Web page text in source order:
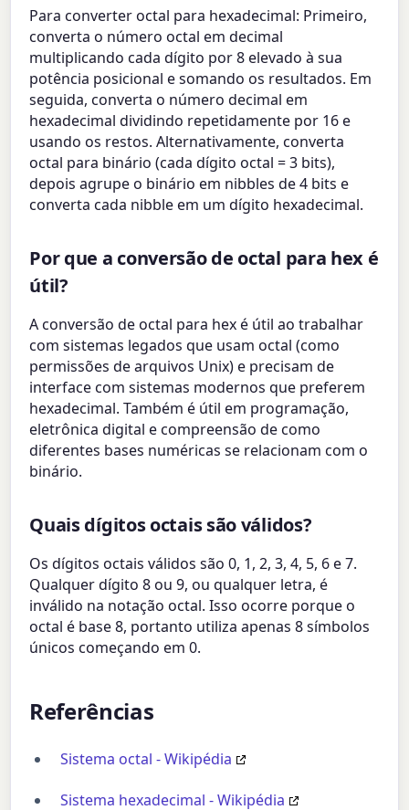
Para converter octal para hexadecimal: Primeiro,
converta o número octal em decimal
multiplicando cada dígito por 8 elevado à sua
potência posicional e somando os resultados. Em
seguida, converta o número decimal em
hexadecimal dividindo repetidamente por 16 e
usando os restos. Alternativamente, converta
octal para binário (cada dígito octal = 3 bits),
depois agrupe o binário em nibbles de 4 bits e
converta cada nibble em um dígito hexadecimal.
Por que a conversão de octal para hex é
útil?
A conversão de octal para hex é útil ao trabalhar
com sistemas legados que usam octal (como
permissões de arquivos Unix) e precisam de
interface com sistemas modernos que preferem
hexadecimal. Também é útil em programação,
eletrônica digital e compreensão de como
diferentes bases numéricas se relacionam com o
binário.
Quais dígitos octais são válidos?
Os dígitos octais válidos são 0, 1, 2, 3, 4, 5, 6 e 7.
Qualquer dígito 8 ou 9, ou qualquer letra, é
inválido na notação octal. Isso ocorre porque o
octal é base 8, portanto utiliza apenas 8 símbolos
únicos começando em 0.
Referências
Sistema octal - Wikipédia
Sistema hexadecimal - Wikipédia